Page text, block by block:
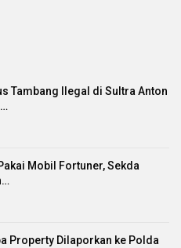
Tambang Ilegal di Sultra Anton
Mobil Fortuner, Sekda
Property Dilaporkan ke Polda